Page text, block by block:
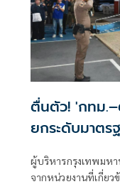
ตื่นตัว! 'กทม.–
ยกระดับมาต
ผู้บริหารกรุงเทพมห
จากหน่วยงานที่เกี่ยว